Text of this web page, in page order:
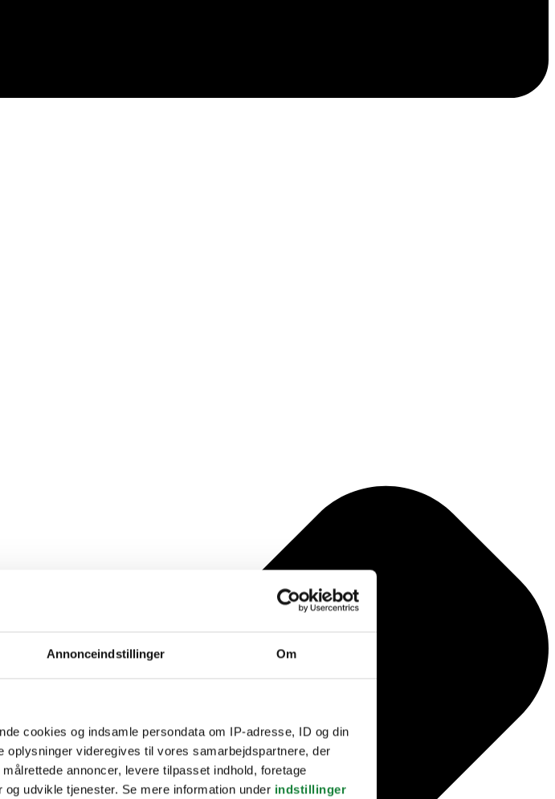
Annonceindstillinger Om
cookies og indsamle persondata om IP-adresse, ID og din
videregives til vores samarbejdspartnere, der
annoncer, levere tilpasset indhold, foretage
udvikle tjenester. Se mere information under indstillinger